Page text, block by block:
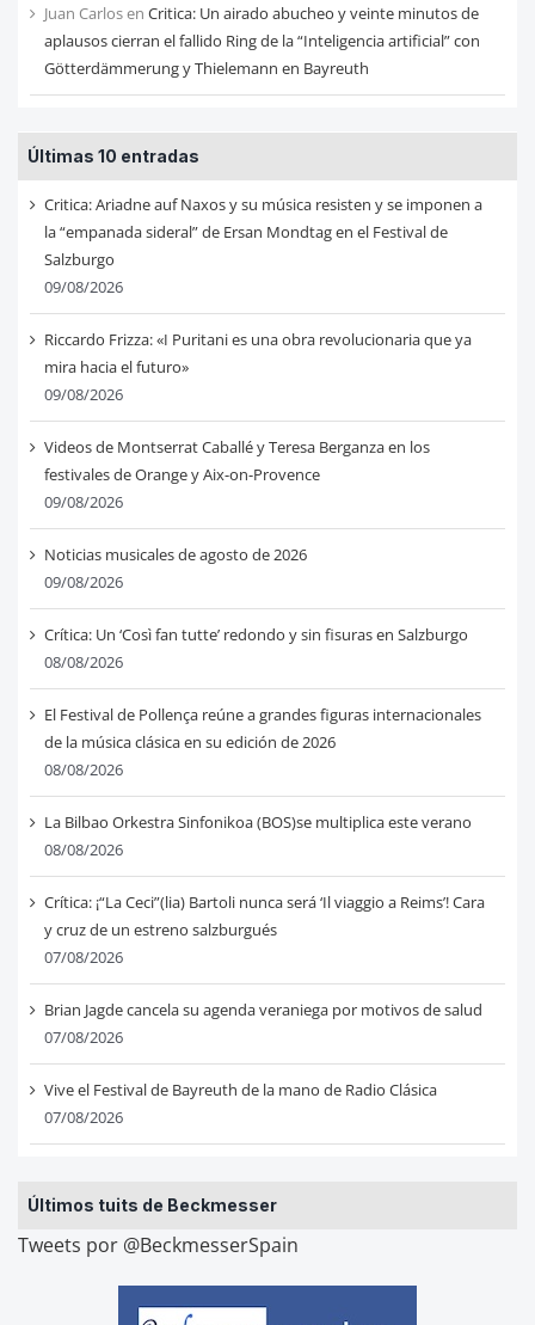
Juan Carlosen Critica: Un airado abucheo y veinte minutos de
aplausos cierran el fallido Ring de la “Inteligencia artificial” con
Götterdämmerung y Thielemann en Bayreuth
Últimas 10 entradas
Critica: Ariadne auf Naxos y su música resisten y se imponen a
la “empanada sideral” de Ersan Mondtag en el Festival de
Salzburgo
09/08/2026
Riccardo Frizza: «I Puritani es una obra revolucionaria que ya
mira hacia el futuro»
09/08/2026
Videos de Montserrat Caballé y Teresa Berganza en los
festivales de Orange y Aix-on-Provence
09/08/2026
Noticias musicales de agosto de 2026
09/08/2026
Crítica: Un ‘Così fan tutte’ redondo y sin fisuras en Salzburgo
08/08/2026
El Festival de Pollença reúne a grandes figuras internacionales
de la música clásica en su edición de 2026
08/08/2026
La Bilbao Orkestra Sinfonikoa (BOS)se multiplica este verano
08/08/2026
Crítica: ¡“La Ceci”(lia) Bartoli nunca será ‘Il viaggio a Reims’! Cara
y cruz de un estreno salzburgués
07/08/2026
Brian Jagde cancela su agenda veraniega por motivos de salud
07/08/2026
Vive el Festival de Bayreuth de la mano de Radio Clásica
07/08/2026
Últimos tuits de Beckmesser
Tweets por @BeckmesserSpain